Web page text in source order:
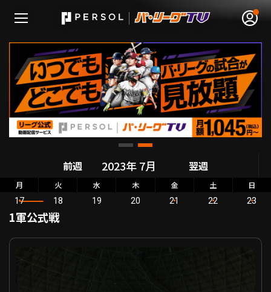
無料アカウント登録 ログイン
HOME
日程･結果
順位表･成績
前週 翌週
月 火 水 木 金 土 日
17 18 19 20 21 22 23
1軍公式戦
パーソル パ・リーグ公式戦 福岡ソフトバンク VS オリックス